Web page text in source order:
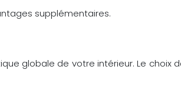
supplémentaires.
globale de votre intérieur. Le